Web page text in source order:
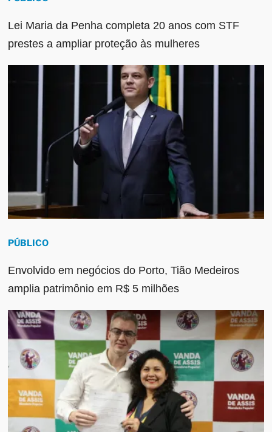
Lei Maria da Penha completa 20 anos com STF
prestes a ampliar proteção às mulheres
PÚBLICO
Envolvido em negócios do Porto, Tião Medeiros
amplia patrimônio em R$ 5 milhões